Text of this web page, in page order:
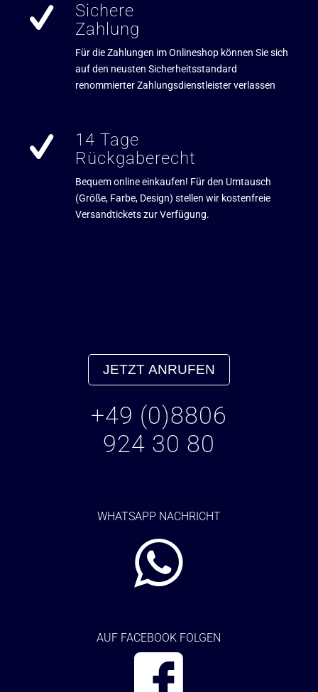
Sichere
Zahlung
Für die Zahlungen im Onlineshop können Sie sich
auf den neusten Sicherheitsstandard
renommierter Zahlungsdienstleister verlassen
14 Tage
Rückgaberecht
Bequem online einkaufen! Für den Umtausch
(Größe, Farbe, Design) stellen wir kostenfreie
Versandtickets zur Verfügung.
JETZT ANRUFEN
+49 (0)8806
924 30 80
WHATSAPP NACHRICHT
AUF FACEBOOK FOLGEN